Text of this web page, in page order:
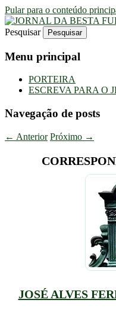
Pular para o conteúdo
JORNAL DA
Uma Gazeta
Pesquisar
Menu principal
PORTEIRA
ESCREVA PARA O
Navegação de posts
← Anterior Próximo →
JOSÉ ALVES